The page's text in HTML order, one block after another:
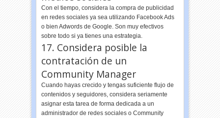
Con el tiempo, considera la compra de publicidad
en redes sociales ya sea utilizando Facebook Ads
o bien Adwords de Google. Son muy efectivos
sobre todo si ya tienes una estrategia.
17. Considera posible la
contratación de un
Community Manager
Cuando hayas crecido y tengas suficiente flujo de
contenidos y seguidores, considera seriamente
asignar esta tarea de forma dedicada a un
administrador de redes sociales o Community